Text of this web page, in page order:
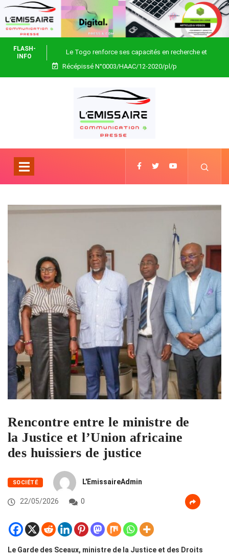
FLASH-
INFO
Le Togo renforce ses capacités en recherche et
biotechnologie
Récépissé N°0003/HAAC/12-2020/pl/p
Rencontre entre le ministre de
la Justice et l’Union africaine
des huissiers de justice
SOCIÉTÉ L'EmissaireAdmin
22/05/2026 0
Le Garde des Sceaux, ministre de la Justice et des Droits